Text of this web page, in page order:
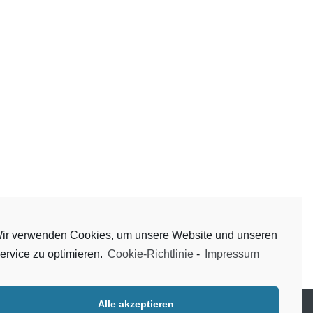
verwenden Cookies, um unsere Website und unseren
zu optimieren. Cookie-Richtlinie - Impressum
Alle akzeptieren